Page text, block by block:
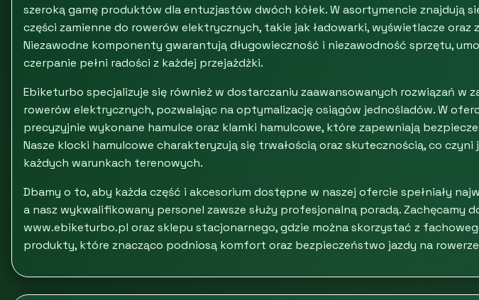
szeroką gamę produktów dla entuzjastów dwóch kółek. W asortymencie znajdują
części zamienne do rowerów elektrycznych, takie jak ładowarki, wyświetlacze oraz
Niezawodne komponenty gwarantują długowieczność i niezawodność sprzętu,
czerpanie pełni radości z każdej przejażdżki.
Ebiketurbo specjalizuje się również w dostarczaniu zaawansowanych rozwiązań w
rowerów elektrycznych, pozwalając na optymalizację osiągów jednośladów. W
precyzyjnie wykonane hamulce oraz klamki hamulcowe, które zapewniają
Nasze klocki hamulcowe charakteryzują się trwałością oraz skutecznością, co
każdych warunkach terenowych.
Dbamy o to, aby każda część i akcesorium dostępne w naszej ofercie spełniały
a nasz wykwalifikowany personel zawsze służy profesjonalną poradą. Zachęcamy
www.ebiketurbo.pl oraz sklepu stacjonarnego, gdzie można skorzystać z
produkty, które znacząco podniosą komfort oraz bezpieczeństwo jazdy na